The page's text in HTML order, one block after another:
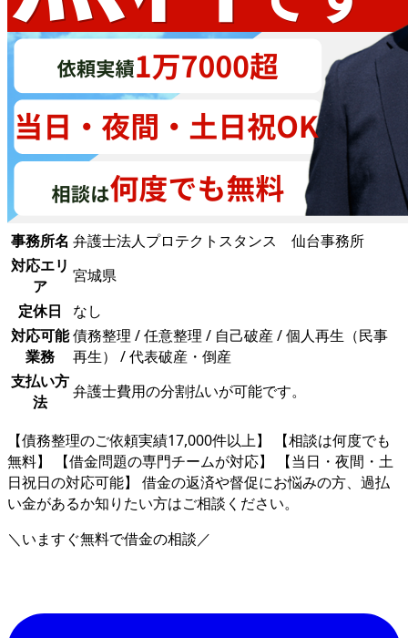
事務所名 弁護士法人プロテクトスタンス 仙台事務所
対応エリ
ア
宮城県
定休日
なし
対応可能
業務
債務整理 / 任意整理 / 自己破産 / 個人再生（民事
再生） / 代表破産・倒産
支払い方
法
弁護士費用の分割払いが可能です。
【債務整理のご依頼実績17,000件以上】 【相談は何度でも
無料】 【借金問題の専門チームが対応】 【当日・夜間・土
日祝日の対応可能】 借金の返済や督促にお悩みの方、過払
い金があるか知りたい方はご相談ください。
＼いますぐ無料で借金の相談／